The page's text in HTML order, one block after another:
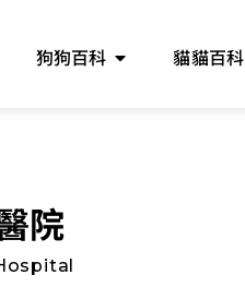
狗狗百科 貓貓百科
院